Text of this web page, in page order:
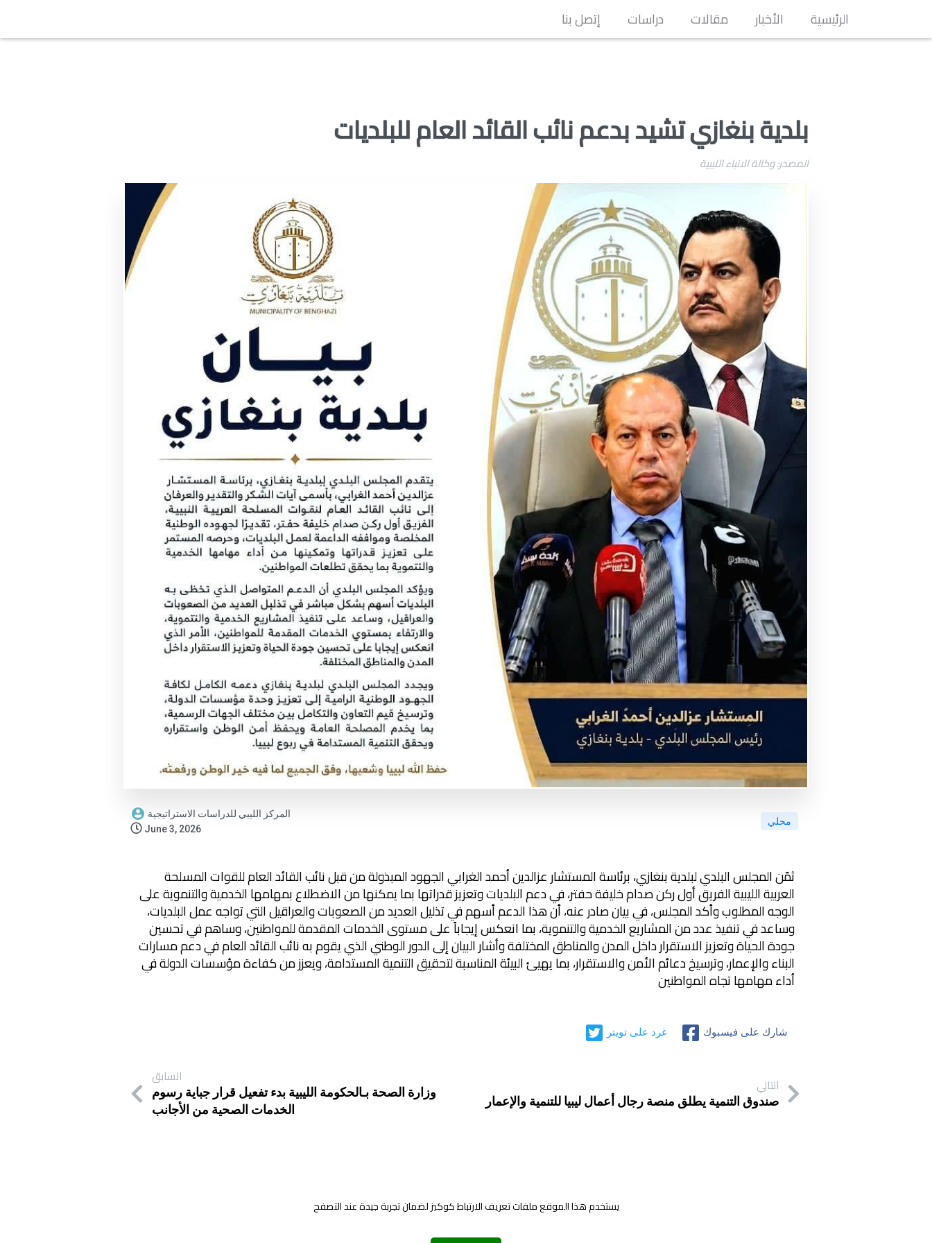
يستخدم هذا الموقع ملفات تعريف الارتباط كوكيز لضمان تجربة جيدة عند التصفح
إتصل بنا دراسات مقالات الأخبار الرئيسية
بلدية بنغازي تشيد بدعم نائب القائد العام للبلديات
المصدر: وكالة الانباء الليبية
المركز الليبي للدراسات الاستراتيجية
June 3, 2026
محلي
ثمّن المجلس البلدي لبلدية بنغازي، برئاسة المستشار عزالدين أحمد الغرابي الجهود المبذولة من قبل نائب القائد العام للقوات المسلحة
العربية الليبية الفريق أول ركن صدام خليفة حفتر، في دعم البلديات وتعزيز قدراتها بما يمكنها من الاضطلاع بمهامها الخدمية والتنموية على
الوجه المطلوب وأكد المجلس، في بيان صادر عنه، أن هذا الدعم أسهم في تذليل العديد من الصعوبات والعراقيل التي تواجه عمل البلديات،
وساعد في تنفيذ عدد من المشاريع الخدمية والتنموية، بما انعكس إيجاباً على مستوى الخدمات المقدمة للمواطنين، وساهم في تحسين
جودة الحياة وتعزيز الاستقرار داخل المدن والمناطق المختلفة وأشار البيان إلى الدور الوطني الذي يقوم به نائب القائد العام في دعم مسارات
البناء والإعمار، وترسيخ دعائم الأمن والاستقرار، بما يهيئ البيئة المناسبة لتحقيق التنمية المستدامة، ويعزز من كفاءة مؤسسات الدولة في
أداء مهامها تجاه المواطنين
غرد على تويتر شارك على فيسبوك
السابق
وزارة الصحة بـالحكومة الليبية بدء تفعيل قرار جباية رسوم
الخدمات الصحية من الأجانب
التالي
صندوق التنمية يطلق منصة رجال أعمال ليبيا للتنمية والإعمار